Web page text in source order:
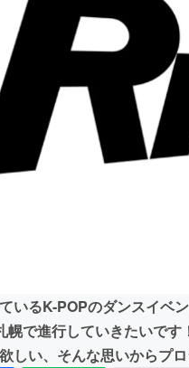
起業
り・地域活性化
いるK-POPのダンスイベ
幌で進行していきたいで
しい、そんな思いからプ